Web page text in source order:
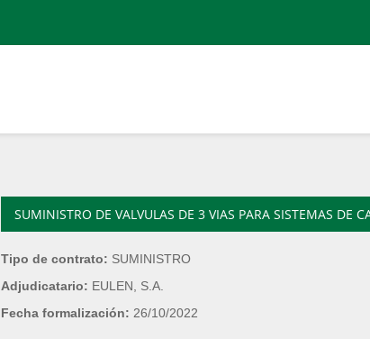
SUMINISTRO DE VALVULAS DE 3 VIAS PARA SISTEMAS DE
Tipo de contrato: SUMINISTRO
Adjudicatario: EULEN, S.A.
Fecha formalización: 26/10/2022